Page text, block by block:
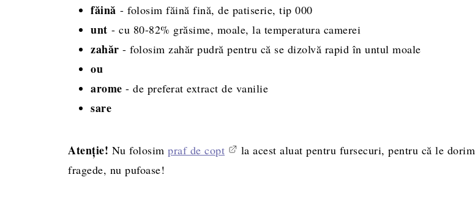
făină - folosim făină fină, de patiserie, tip 000
unt - cu 80-82% grăsime, moale, la temperatura camerei
zahăr - folosim zahăr pudră pentru că se dizolvă rapid în untul moale
ou
arome - de preferat extract de vanilie
sare
Atenție! Nu folosim praf de copt
la acest aluat pentru fursecuri, pentru că le dorim
fragede, nu pufoase!